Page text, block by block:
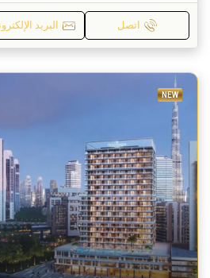
اتصل البريد
NEW